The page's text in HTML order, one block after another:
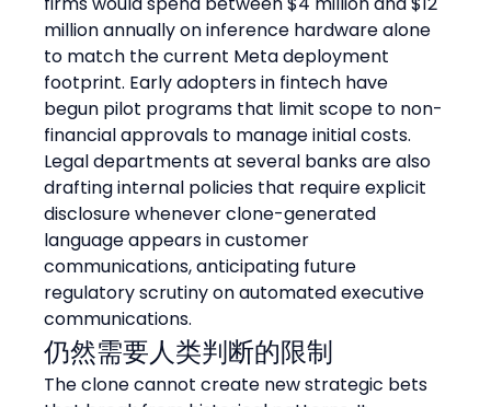
million annually on inference hardware alone
to match the current Meta deployment
footprint. Early adopters in fintech have
begun pilot programs that limit scope to non-
financial approvals to manage initial costs.
Legal departments at several banks are also
drafting internal policies that require explicit
disclosure whenever clone-generated
language appears in customer
communications, anticipating future
regulatory scrutiny on automated executive
communications.
仍然需要人类判断的限制
The clone cannot create new strategic bets